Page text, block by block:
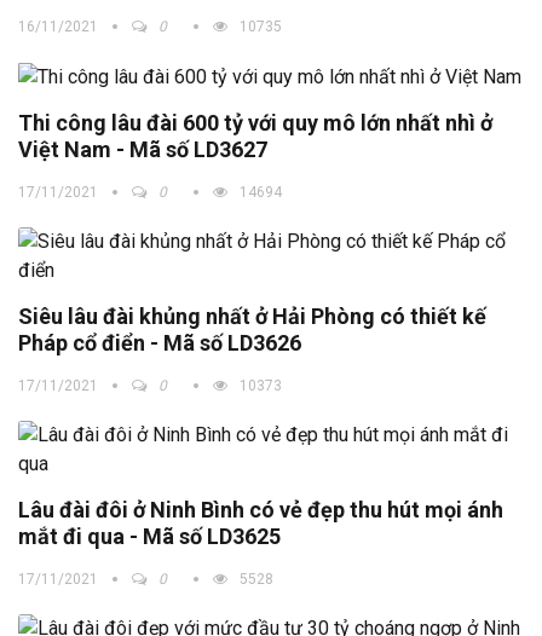
16/11/2021 0 10735
Thi công lâu đài 600 tỷ với quy mô lớn nhất nhì ở
Việt Nam - Mã số LD3627
17/11/2021 0 14694
Siêu lâu đài khủng nhất ở Hải Phòng có thiết kế
Pháp cổ điển - Mã số LD3626
17/11/2021 0 10373
Lâu đài đôi ở Ninh Bình có vẻ đẹp thu hút mọi ánh
mắt đi qua - Mã số LD3625
17/11/2021 0 5528